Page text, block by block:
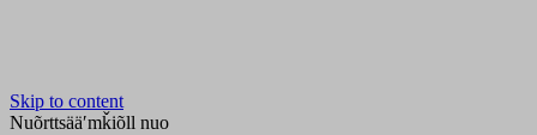
Skip to content
Nuõrttsääʹmǩiõll nuo